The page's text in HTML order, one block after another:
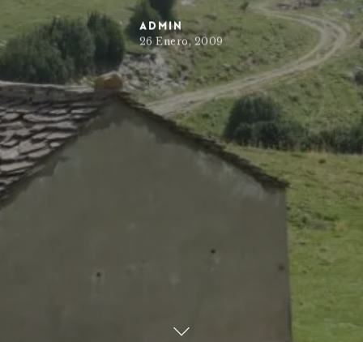
admin
26 Enero, 2009